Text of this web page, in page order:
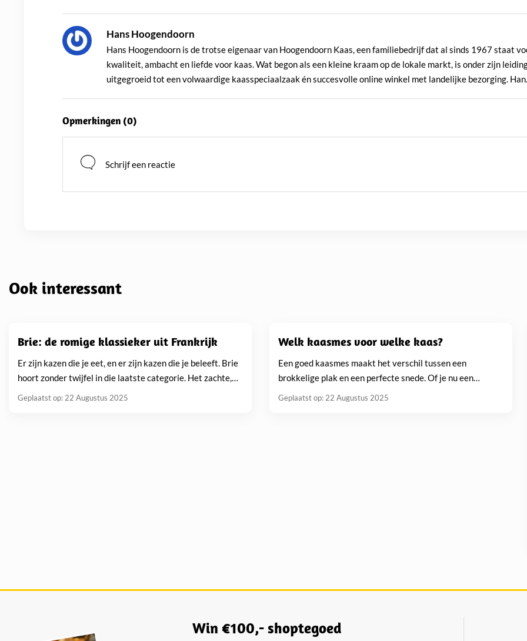
Hans Hoogendoorn
Hans Hoogendoorn is de trotse eigenaar van Hoogendoorn Kaas, een familiebedrijf dat al sinds 1967 staat
kwaliteit, ambacht en liefde voor kaas. Wat begon als een kleine kraam op de lokale markt, is onder zijn
uitgegroeid tot een volwaardige kaasspeciaalzaak én succesvolle online winkel met landelijke bezorging. Hans
klantcontact maakt hem tot een echte kaasspecialist. Hans deelt in zijn blogs alles wat hij in de afgelopen
decennia heeft geleerd over kaas. Van traditionele Goudse boerenkaas tot buitenlandse specialiteiten zoals
Opmerkingen (0)
Schrijf een reactie
Ook interessant
Brie: de romige klassieker uit Frankrijk
Er zijn kazen die je eet, en er zijn kazen die je beleeft. Brie
hoort zonder twijfel in die laatste categorie. Het zachte,
romige hart...
Geplaatst op: 22 Augustus 2025
Welk kaasmes voor welke kaas?
Een goed kaasmes maakt het verschil tussen een
brokkelige plak en een perfecte snede. Of je nu een
kaasplank samenstelt of gewoon een stuk kaas...
Geplaatst op: 22 Augustus 2025
Win €100,- shoptegoed